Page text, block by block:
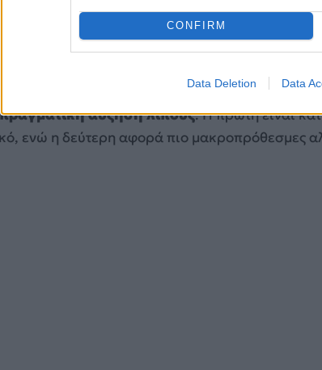
CONFIRM
Data Deletion Data
Unsplash
να καταλαβαίνεις τη διαφορά ανάμεσα στην
αύξηση λίπους. Η πρώτη είναι
ενώ η δεύτερη αφορά πιο μακροπρόθεσμες